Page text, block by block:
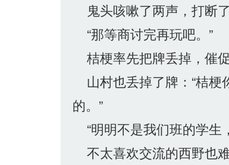
鬼头咳嗽了两声，打断
“那等商讨完再玩吧。”
桔梗率先把牌丢掉，催促
山村也丢掉了牌：“桔梗
的。”
“明明不是我们班的学生
不太喜欢交流的西野也